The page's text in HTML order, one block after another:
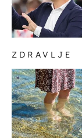
ZDRAVLJE